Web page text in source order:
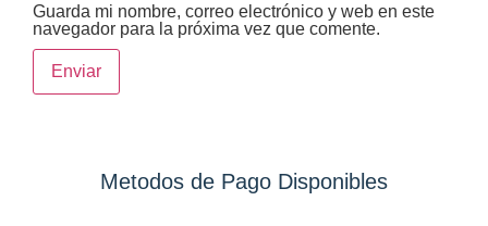
Guarda mi nombre, correo electrónico y web en este
navegador para la próxima vez que comente.
Metodos de Pago Disponibles